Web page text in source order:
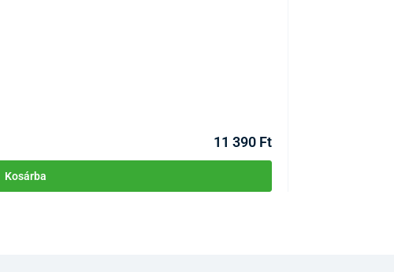
11 390 Ft
Kosárba